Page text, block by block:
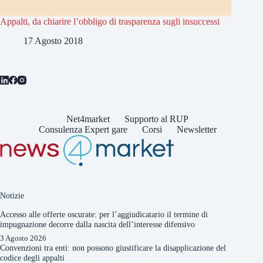
Appalti, da chiarire l’obbligo di trasparenza sugli insuccessi
17 Agosto 2018
Net4market
Supporto al RUP
Consulenza Expert gare
Corsi Newsletter
Notizie
Accesso alle offerte oscurate: per l’aggiudicatario il termine di
impugnazione decorre dalla nascita dell’interesse difensivo
3 Agosto 2026
Convenzioni tra enti: non possono giustificare la disapplicazione del
codice degli appalti